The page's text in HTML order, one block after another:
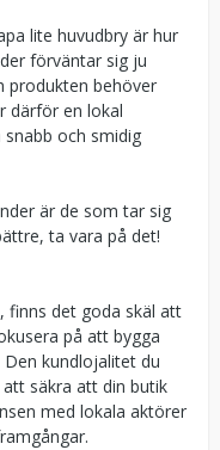
lite huvudbry är hur
förväntar sig ju
produkten behöver
därför en lokal
och smidig
är de som tar sig
ta vara på det!
finns det goda skäl att
på att bygga
kundlojalitet du
säkra att din butik
med lokala aktörer